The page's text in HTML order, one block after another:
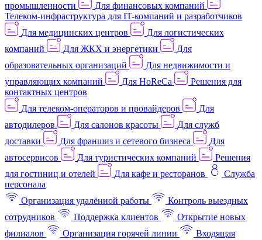
промышленности
Для финансовых компаний
Телеком-инфраструктура для IT-компаний и разработчиков
Для медицинских центров
Для логистических
компаний
Для ЖКХ и энергетики
Для
образовательных организаций
Для недвижимости и
управляющих компаний
Для HoReCa
Решения для
контактных центров
Для телеком-операторов и провайдеров
Для
автодилеров
Для салонов красоты
Для служб
доставки
Для франшиз и сетевого бизнеса
Для
автосервисов
Для туристических компаний
Решения
для гостиниц и отелей
Для кафе и ресторанов
Служба
персонала
Организация удалённой работы
Контроль выездных
сотрудников
Поддержка клиентов
Открытие новых
филиалов
Организация горячей линии
Входящая